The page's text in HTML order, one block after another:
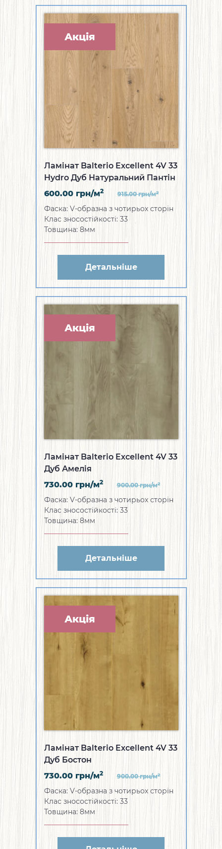
Акція
Ламінат Balterio Excellent 4V 33
Hydro Дуб Натуральний Пантін
600.00 грн/м2 915.00грн/м2
Фаска: V-образна з чотирьох сторін
Клас зносостійкості: 33
Товщина: 8мм
Детальніше
Акція
Ламінат Balterio Excellent 4V 33
Дуб Амелія
730.00 грн/м2 900.00грн/м2
Фаска: V-образна з чотирьох сторін
Клас зносостійкості: 33
Товщина: 8мм
Детальніше
Акція
Ламінат Balterio Excellent 4V 33
Дуб Бостон
730.00 грн/м2 900.00грн/м2
Фаска: V-образна з чотирьох сторін
Клас зносостійкості: 33
Товщина: 8мм